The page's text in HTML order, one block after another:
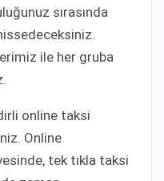
sırasında
ile her gruba
online taksi
Online
tek tıkla taksi